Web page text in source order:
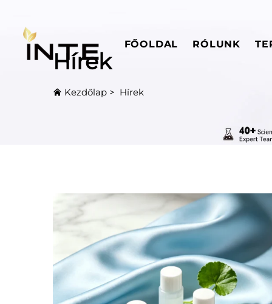
FŐOLDAL RÓLUNK
Hírek
Kezdőlap > Hírek